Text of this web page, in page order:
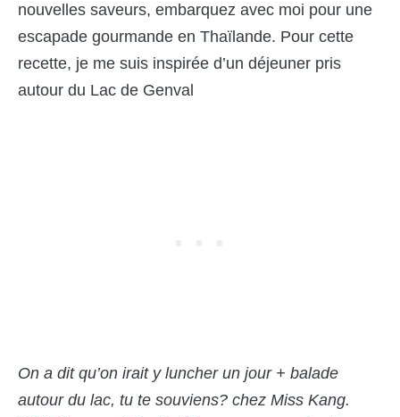
nouvelles saveurs, embarquez avec moi pour une
escapade gourmande en Thaïlande. Pour cette
recette, je me suis inspirée d’un déjeuner pris
autour du Lac de Genval
On a dit qu’on irait y luncher un jour + balade
autour du lac, tu te souviens? chez Miss Kang.